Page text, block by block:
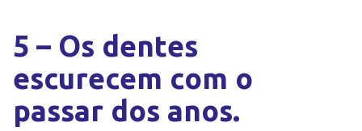
5 – Os dentes
escurecem com o
passar dos anos.